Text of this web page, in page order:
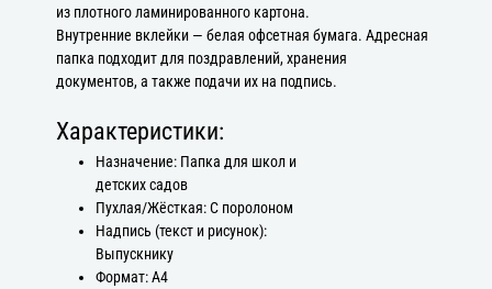
из плотного ламинированного картона.
Внутренние вклейки — белая офсетная бумага. Адресная
папка подходит для поздравлений, хранения
документов, а также подачи их на подпись.
Характеристики:
Назначение: Папка для школ и
детских садов
Пухлая/Жёсткая: С поролоном
Надпись (текст и рисунок):
Выпускнику
Формат: А4